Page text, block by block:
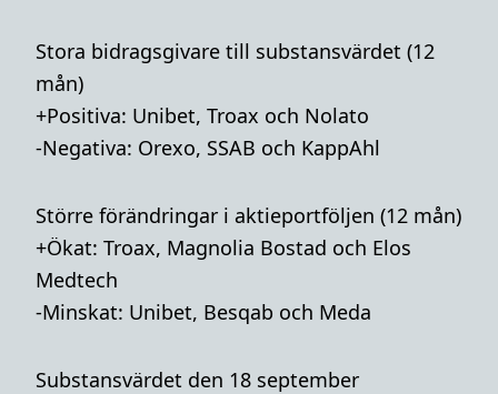
Stora bidragsgivare till substansvärdet (12
mån)
+Positiva: Unibet, Troax och Nolato
-Negativa: Orexo, SSAB och KappAhl
Större förändringar i aktieportföljen (12 mån)
+Ökat: Troax, Magnolia Bostad och Elos
Medtech
-Minskat: Unibet, Besqab och Meda
Substansvärdet den 18 september